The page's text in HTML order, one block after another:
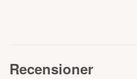
Recensioner